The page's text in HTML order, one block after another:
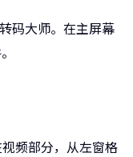
码大师。在主屏幕
频部分，从左窗格